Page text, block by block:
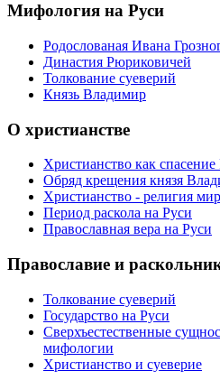
Мифология на Руси
Родослованая Ивана
Династия Рюриковичей
Толкование суеверий
Князь Владимир
О христианстве
Христианство как спасение
Обряд крещения князя
Христианство - религия
Период раскола на Руси
Православная вера на Руси
Православие и
Толкование суеверий
Государство на Руси
Сверхъестественные
мифологии
Христианство и суеверие